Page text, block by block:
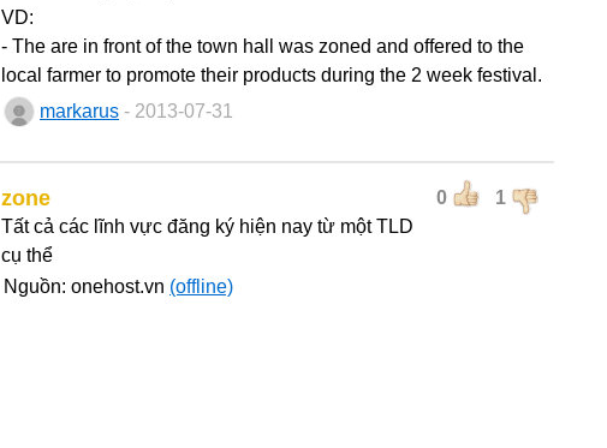
VD:
- The are in front of the town hall was zoned and offered to the
local farmer to promote their products during the 2 week festival.
markarus - 2013-07-31
0 1
zone
Tất cả các lĩnh vực đăng ký hiện nay từ một TLD
cụ thể
Nguồn: onehost.vn (offline)